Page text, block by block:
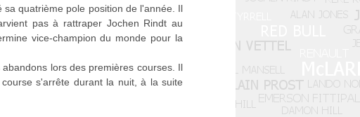
quatrième pole position de l'année. Il
pas à rattraper Jochen Rindt au
vice-champion du monde pour la
lors des premières courses. Il
s'arrête durant la nuit, à la suite